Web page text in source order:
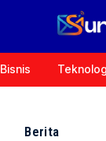
Bisnis
Berita